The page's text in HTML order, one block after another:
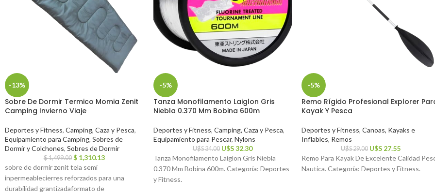
-13%
Sobre De Dormir Termico Momia Zenit
Camping Invierno Viaje
Deportes y Fitness, Camping, Caza y Pesca,
Equipamiento para Camping, Sobres de
Dormir y Colchones, Sobres de Dormir
$1,499.00 $ 1,310.13
sobre de dormir zenit tela semi
inpermeablecierres reforzados para una
durabilidad grantizadaformato de
-5%
Tanza Monofilamento Laiglon Gris
Niebla 0.370 Mm Bobina 600m
Deportes y Fitness, Camping, Caza y Pesca,
Equipamiento para Pescar, Nylons
U$S34.00 U$S32.30
Tanza Monofilamento Laiglon Gris Niebla
0.370 Mm Bobina 600m. Categoría: Deportes
y Fitness.
-5%
Remo Rígido Profesional Explorer
Kayak Y Pesca
Deportes y Fitness, Canoas, Kayaks e
Inflables, Remos
U$S29.00 U$S 27.55
Remo Para Kayak De Excelente Calidad
Nautica. Categoría: Deportes y Fitness.